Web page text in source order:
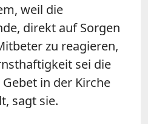
weil die
direkt auf Sorgen
zu reagieren,
sei die
in der Kirche
sagt sie.